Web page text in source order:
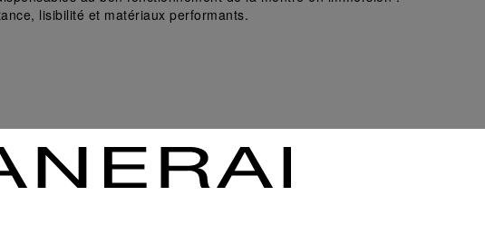
lisibilité et matériaux performants.
Aucun résultat.